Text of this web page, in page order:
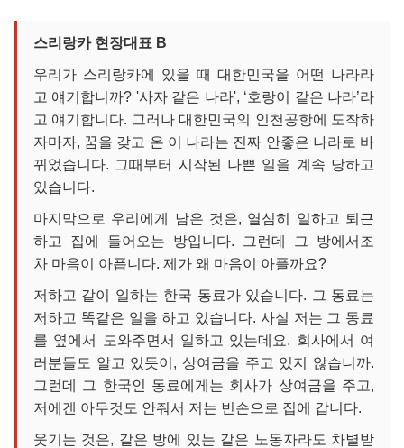
스리랑카 현장대표 B
우리가 스리랑카에 있을 때 대한민국을 어떤 나라라
고 얘기합니까? '사자 같은 나라', ‘호랑이 같은 나라’라
고 얘기합니다. 그러나 대한민국의 인천공항에 도착하
자마자, 꿈을 갖고 온 이 나라는 진짜 안좋은 나라로 바
뀌었습니다. 그때부터 시작된 나쁜 일을 계속 당하고
있습니다.
마지막으로 우리에게 남은 것은, 열심히 일하고 퇴근
하고 집에 들어오는 방입니다. 그런데 그 방에서조
차 마음이 아픕니다. 제가 왜 마음이 아플까요?
저하고 같이 일하는 한국 동료가 있습니다. 그 동료는
저하고 똑같은 일을 하고 있습니다. 사실 저는 그 동료
를 옆에서 도와주면서 일하고 있는데요. 회사에서 여
러분들도 알고 있듯이, 상여금을 주고 있지 않습니까.
그런데 그 한국인 동료에게는 회사가 상여금을 주고,
저에겐 아무것도 안줘서 저는 빈손으로 집에 갑니다.
웃기는 것은, 같은 방에 있는 같은 노동자라도 차별받